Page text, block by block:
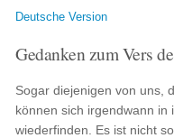
Deutsche Version
Gedanken zum Vers
Sogar diejenigen von uns,
können sich irgendwann
wiederfinden. Es ist nicht